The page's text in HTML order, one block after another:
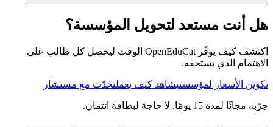
هل أنت مستعد لتحويل المؤسسة؟
اكتشف كيف يوفّر OpenEduCat الوقت ليحصل كل طالب على
الاهتمام الذي يستحقه.
تكوين الأسعار لمؤسستيشاهد كيف يعملتحدّث مع مستشار
جرّبه مجانًا لمدة 15 يومًا. لا حاجة لبطاقة ائتمان.